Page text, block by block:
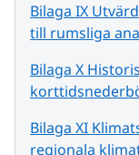
Bilaga IX
till rumsliga
Bilaga X
Bilaga XI
regionala